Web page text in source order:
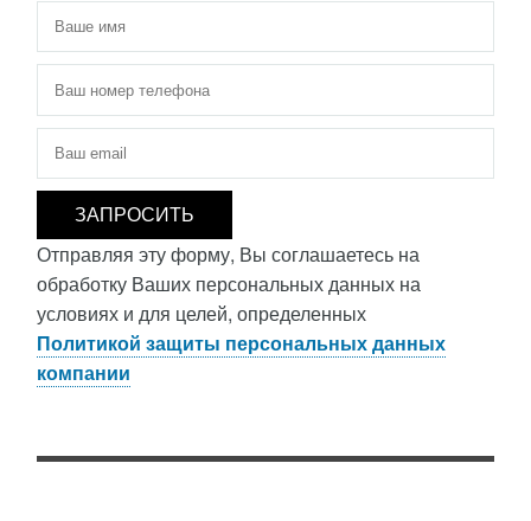
Имя
Телефон
Электронная почта
Отправляя эту форму, Вы соглашаетесь на
обработку Ваших персональных данных на
условиях и для целей, определенных
Политикой защиты персональных данных
компании